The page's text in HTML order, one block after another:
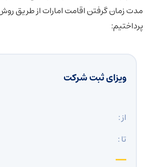
مدت زمان گرفتن اقامت امارات از طریق
پرداختیم:
ویزای ثبت شرکت
از :
تا :